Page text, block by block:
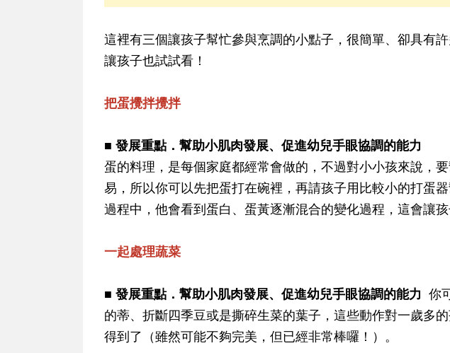
這裡有三個讓孩子幫忙參與烹調的小點子，很簡單、卻具有
讓孩子也試試看！
把蛋攪拌攪拌
■ 發展重點．幫助小肌肉發展、促進幼兒手眼協調的能力
蛋的料理，是每個家庭都經常會做的，不過對小小孩來說，
易，所以你可以先把蛋打在碗裡，再請孩子用比較小的打蛋
過程中，他會看到蛋白、蛋黃逐漸混合的變化過程，這會讓
一起處理蔬菜
■ 發展重點．幫助小肌肉發展、促進幼兒手眼協調的能力 你
的蒂、折斷四季豆或是撕碎生菜的葉子，這些動作對一歲多
得到了（雖然可能不夠完美，但已經非常棒囉！）。